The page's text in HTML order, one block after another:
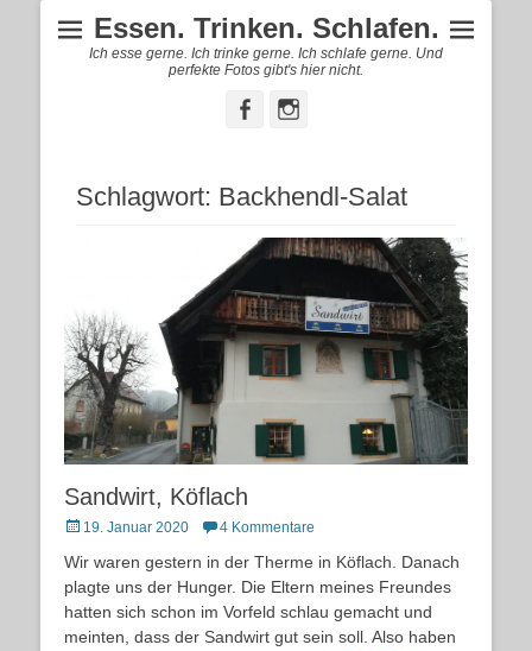
Essen. Trinken. Schlafen.
Ich esse gerne. Ich trinke gerne. Ich schlafe gerne. Und
perfekte Fotos gibt's hier nicht.
FacebookInstagram
Schlagwort: Backhendl-Salat
Sandwirt, Köflach
Posted
19. Januar 2020 4 Kommentare
Wir waren gestern in der Therme in Köflach. Danach
plagte uns der Hunger. Die Eltern meines Freundes
hatten sich schon im Vorfeld schlau gemacht und
meinten, dass der Sandwirt gut sein soll. Also haben